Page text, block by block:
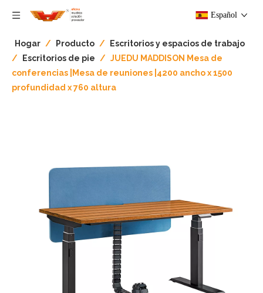
Español
Hogar / Producto /
Escritorios y espacios de trabajo
/
Escritorios de pie / JUEDU MADDISON Mesa de
conferencias |Mesa de reuniones |4200 ancho x 1500
profundidad x 760 altura